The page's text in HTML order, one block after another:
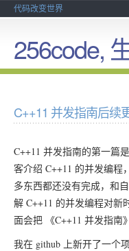
代码改变世界
256code,
C++11 并发指南后续
C++11 并发指南的第一篇
客介绍 C++11 的并发编程
多东西都还没有完成，和
解 C++11 的并发编程对新
面会把 《C++11 并发指南
我在 github 上新开了一个